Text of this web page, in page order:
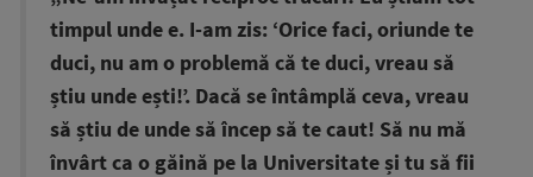
timpul unde e. I-am zis: ‘Orice faci, oriunde te
duci, nu am o problemă că te duci, vreau să
știu unde ești!’. Dacă se întâmplă ceva, vreau
să știu de unde să încep să te caut! Să nu mă
învârt ca o găină pe la Universitate și tu să fii